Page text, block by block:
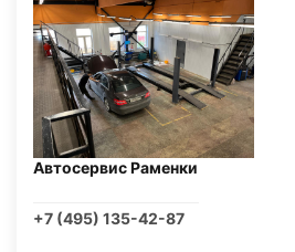
Автосервис Раменки
+7 (495) 135-42-87